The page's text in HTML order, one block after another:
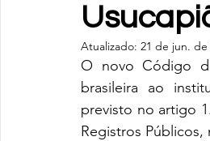
Atualizado: 21 de jun. de
O novo Código
brasileira ao
previsto no artigo
Registros